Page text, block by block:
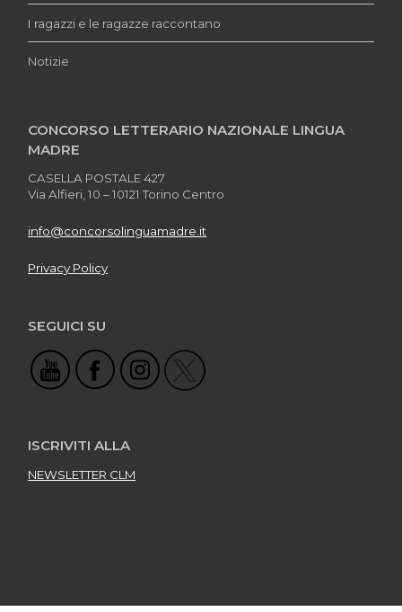
I ragazzi e le ragazze raccontano
Notizie
CONCORSO LETTERARIO NAZIONALE LINGUA
MADRE
CASELLA POSTALE 427
Via Alfieri, 10 – 10121 Torino Centro
info@concorsolinguamadre.it
Privacy Policy
SEGUICI SU
ISCRIVITI ALLA
NEWSLETTER CLM